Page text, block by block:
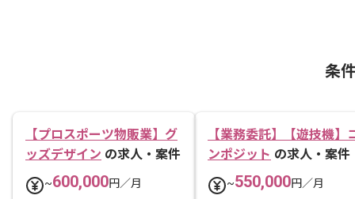
条
【プロスポーツ物販業】グ
ッズデザイン の求人・案件
~600,000円／月
【業務委託】【遊技機】
ンポジット の求人・案件
~550,000円／月